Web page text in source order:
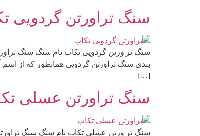
سنگ تراورتن گردویی
سنگ تراورتن گردویی تکاب نام سنگ سنگ
بندی سنگ تراورتن گردویی همانطور که از
[…]
سنگ تراورتن عسلی
سنگ تراورتن عسلی تکاب نام سنگ سنگ